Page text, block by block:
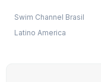
Swim Channel Brasil
Latino America